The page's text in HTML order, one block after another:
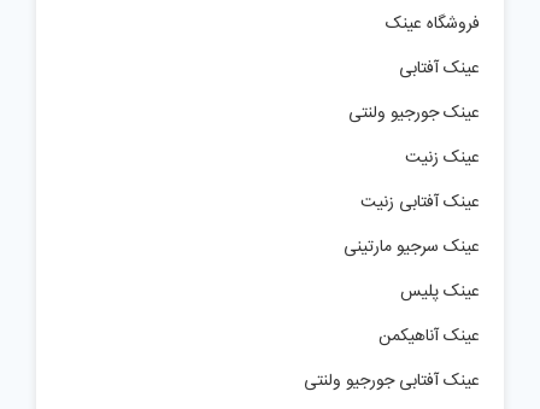
فروشگاه عینک
عینک آفتابی
عینک جورجیو ولنتی
عینک زنیت
عینک آفتابی زنیت
عینک سرجیو مارتینی
عینک پلیس
عینک آناهیکمن
عینک آفتابی جورجیو ولنتی